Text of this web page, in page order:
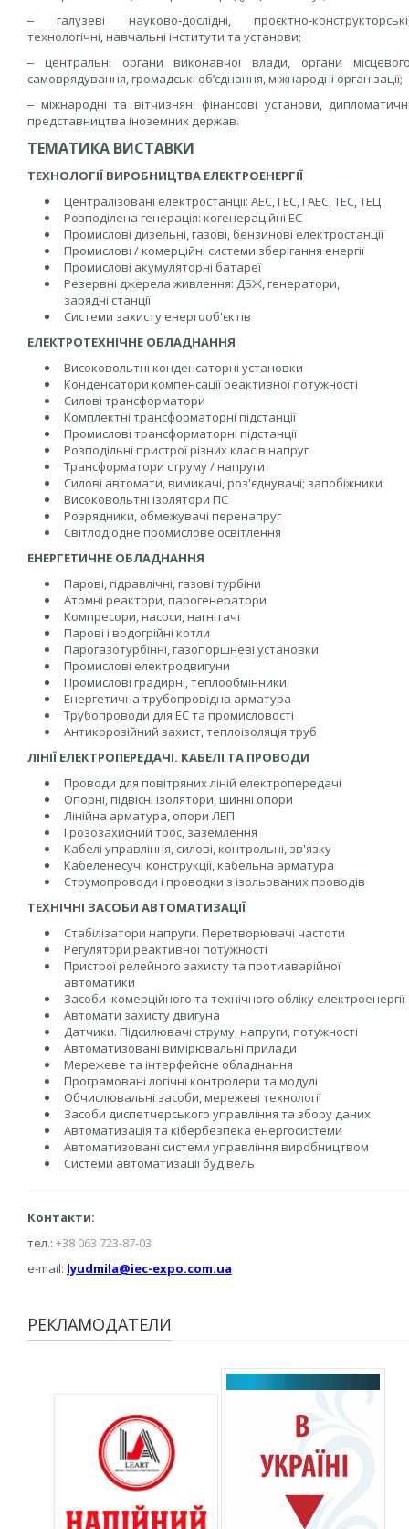
‒ галузеві науково‑дослідні,
технологічні, навчальні інститути та установи;
‒ центральні органи виконавчої влади, органи
самоврядування, громадські об’єднання, міжнародні організації;
‒ міжнародні та вітчизняні фінансові установи,
представництва іноземних держав.
ТЕМАТИКА ВИСТАВКИ
ТЕХНОЛОГІЇ ВИРОБНИЦТВА ЕЛЕКТРОЕНЕРГІЇ
Централізовані електростанції: АЕС, ГЕС, ГАЕС, ТЕС, ТЕЦ
Розподілена генерація: когенераційні ЕС
Промислові дизельні, газові, бензинові електростанції
Промислові / комерційні системи зберігання енергії
Промислові акумуляторні батареї
Резервні джерела живлення: ДБЖ, генератори,
зарядні станції
Системи захисту енергооб'єктів
ЕЛЕКТРОТЕХНІЧНЕ ОБЛАДНАННЯ
Високовольтні конденсаторні установки
Конденсатори компенсації реактивної потужності
Силові трансформатори
Комплектні трансформаторні підстанції
Промислові трансформаторні підстанції
Розподільні пристрої різних класів напруг
Трансформатори струму / напруги
Силові автомати, вимикачі, роз'єднувачі; запобіжники
Високовольтні ізолятори ПС
Розрядники, обмежувачі перенапруг
Світлодіодне промислове освітлення
ЕНЕРГЕТИЧНЕ ОБЛАДНАННЯ
Парові, гідравлічні, газові турбіни
Атомні реактори, парогенератори
Компресори, насоси, нагнітачі
Парові і водогрійні котли
Парогазотурбінні, газопоршневі установки
Промислові електродвигуни
Промислові градирні, теплообмінники
Енергетична трубопровідна арматура
Трубопроводи для ЕС та промисловості
Антикорозійний захист, теплоізоляція труб
ЛІНІЇ ЕЛЕКТРОПЕРЕДАЧІ. КАБЕЛІ ТА ПРОВОДИ
Проводи для повітряних ліній електропередачі
Опорні, підвісні ізолятори, шинні опори
Лінійна арматура, опори ЛЕП
Грозозахисний трос, заземлення
Кабелі управління, силові, контрольні, зв'язку
Кабеленесучі конструкції, кабельна арматура
Струмопроводи і проводки з ізольованих проводів
ТЕХНІЧНІ ЗАСОБИ АВТОМАТИЗАЦІЇ
Стабілізатори напруги. Перетворювачі частоти
Регулятори реактивної потужності
Пристрої релейного захисту та протиаварійної
автоматики
Засоби комерційного та технічного обліку електроенергії
Автомати захисту двигуна
Датчики. Підсилювачі струму, напруги, потужності
Автоматизовані вимірювальні прилади
Мережеве та інтерфейсне обладнання
Програмовані логічні контролери та модулі
Обчислювальні засоби, мережеві технології
Засоби диспетчерського управління та збору даних
Автоматизація та кібербезпека енергосистеми
Автоматизовані системи управління виробництвом
Системи автоматизації будівель
Контакти:
тел.: +38 063 723-87-03
e-mail: lyudmila@iec-expo.com.ua
РЕКЛАМОДАТЕЛИ